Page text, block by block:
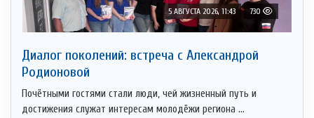
5 АВГУСТА 2026, 11:43 730
Диалог поколений: встреча с Александрой
Родионовой
Почётными гостями стали люди, чей жизненный путь и
достижения служат интересам молодёжи региона ...